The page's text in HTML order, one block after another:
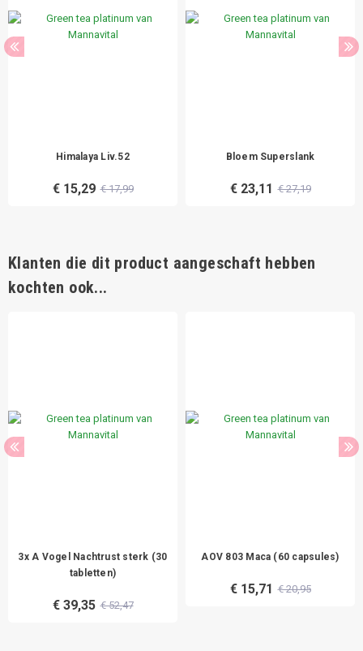
Himalaya Liv.52
€ 15,29 € 17,99
Bloem Superslank
€ 23,11 € 27,19
Klanten die dit product aangeschaft hebben
kochten ook...
3x A Vogel Nachtrust sterk (30
tabletten)
€ 39,35 € 52,47
AOV 803 Maca (60 capsules)
€ 15,71 € 20,95